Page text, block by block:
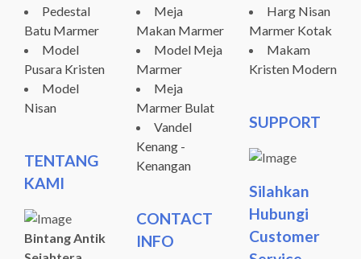
Pedestal
Batu Marmer
Model
Pusara Kristen
Model
Nisan
TENTANG
KAMI
Bintang Antik
Meja
Makan Marmer
Model Meja
Marmer
Meja
Marmer Bulat
Vandel
Kenang -
Kenangan
CONTACT
INFO
Harg Nisan
Marmer Kotak
Makam
Kristen Modern
SUPPORT
Silahkan
Hubungi
Customer